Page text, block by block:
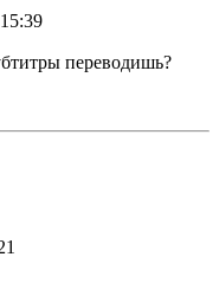
переводишь?